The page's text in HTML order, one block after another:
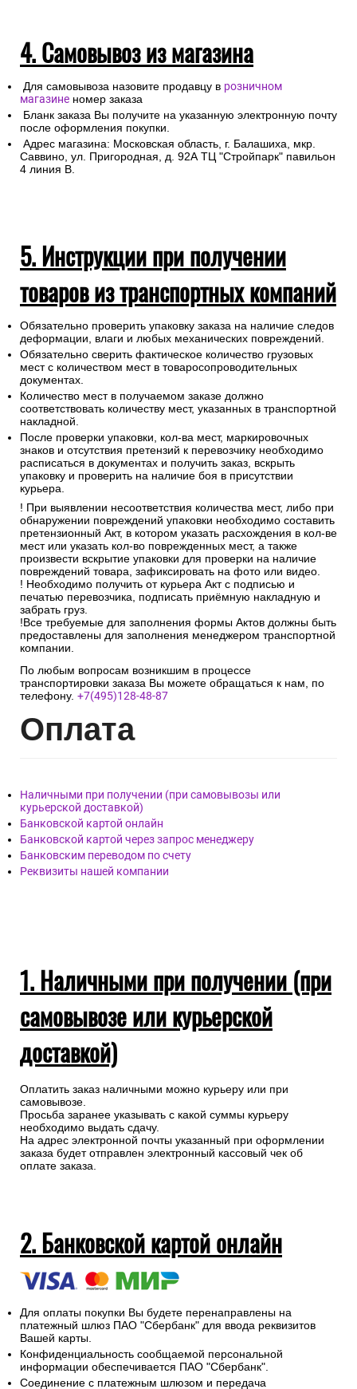
4. Самовывоз из магазина
Для самовывоза назовите продавцу в розничном
магазине номер заказа
Бланк заказа Вы получите на указанную электронную почту
после оформления покупки.
Адрес магазина: Московская область, г. Балашиха, мкр.
Саввино, ул. Пригородная, д. 92А ТЦ "Стройпарк" павильон
4 линия В.
5. Инструкции при получении
товаров из транспортных компаний
Обязательно проверить упаковку заказа на наличие следов
деформации, влаги и любых механических повреждений.
Обязательно сверить фактическое количество грузовых
мест с количеством мест в товаросопроводительных
документах.
Количество мест в получаемом заказе должно
соответствовать количеству мест, указанных в транспортной
накладной.
После проверки упаковки, кол-ва мест, маркировочных
знаков и отсутствия претензий к перевозчику необходимо
расписаться в документах и получить заказ, вскрыть
упаковку и проверить на наличие боя в присутствии
курьера.
! При выявлении несоответствия количества мест, либо при
обнаружении повреждений упаковки необходимо составить
претензионный Акт, в котором указать расхождения в кол-ве
мест или указать кол-во поврежденных мест, а также
произвести вскрытие упаковки для проверки на наличие
повреждений товара, зафиксировать на фото или видео.
! Необходимо получить от курьера Акт с подписью и
печатью перевозчика, подписать приёмную накладную и
забрать груз.
!Все требуемые для заполнения формы Актов должны быть
предоставлены для заполнения менеджером транспортной
компании.
По любым вопросам возникшим в процессе
транспортировки заказа Вы можете обращаться к нам, по
телефону. +7(495)128-48-87
Оплата
Наличными при получении (при самовывозы или
курьерской доставкой)
Банковской картой онлайн
Банковской картой через запрос менеджеру
Банковским переводом по счету
Реквизиты нашей компании
1. Наличными при получении (при
самовывозе или курьерской
доставкой)
Оплатить заказ наличными можно курьеру или при
самовывозе.
Просьба заранее указывать с какой суммы курьеру
необходимо выдать сдачу.
На адрес электронной почты указанный при оформлении
заказа будет отправлен электронный кассовый чек об
оплате заказа.
2. Банковской картой онлайн
Для оплаты покупки Вы будете перенаправлены на
платежный шлюз ПАО "Сбербанк" для ввода реквизитов
Вашей карты.
Конфиденциальность сообщаемой персональной
информации обеспечивается ПАО "Сбербанк".
Соединение с платежным шлюзом и передача